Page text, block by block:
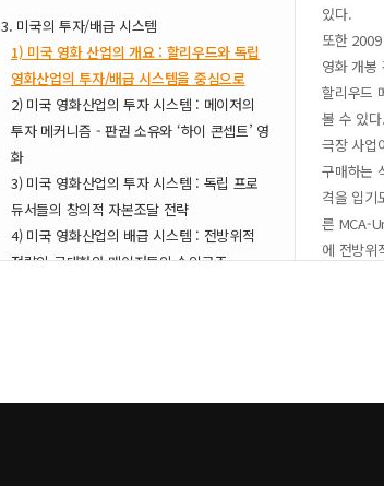
3. 미국의 투자/배급 시스템
1) 미국 영화 산업의 개요 : 할리우드와 독립
영화산업의 투자/배급 시스템을 중심으로
2) 미국 영화산업의 투자 시스템 : 메이저의
투자 메커니즘 - 판권 소유와 ‘하이 콘셉트’ 영
화
3) 미국 영화산업의 투자 시스템 : 독립 프로
듀서들의 창의적 자본조달 전략
4) 미국 영화산업의 배급 시스템 : 전방위적
전략의 극대화와 메이저들의 수익구조
있다.
또한
영화 개봉
할리우드
볼 수 있
극장 사업
구매하는
격을 입기
른 MCA-
에 전방위
적 구조를